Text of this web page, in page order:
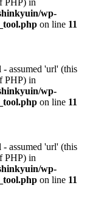
PHP) in
wp-
on line 11
assumed 'url' (this
PHP) in
wp-
on line 11
assumed 'url' (this
PHP) in
wp-
on line 11